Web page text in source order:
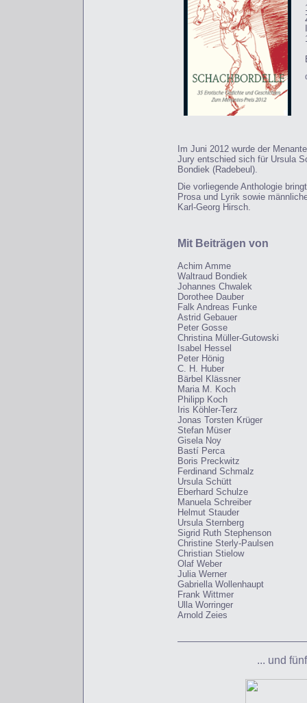
Im Juni 2012 wurde der
Jury entschied sich für Ursula
Bondiek (Radebeul).
Die vorliegende Anthologie
Prosa und Lyrik sowie
Karl-Georg Hirsch.
Mit Beiträgen von
Achim Amme
Waltraud Bondiek
Johannes Chwalek
Dorothee Dauber
Falk Andreas Funke
Astrid Gebauer
Peter Gosse
Christina Müller-Gutowski
Isabel Hessel
Peter Hönig
C. H. Huber
Bärbel Klässner
Maria M. Koch
Philipp Koch
Iris Köhler-Terz
Jonas Torsten Krüger
Stefan Müser
Gisela Noy
Bastí Perca
Boris Preckwitz
Ferdinand Schmalz
Ursula Schütt
Eberhard Schulze
Manuela Schreiber
Helmut Stauder
Ursula Sternberg
Sigrid Ruth Stephenson
Christine Sterly-Paulsen
Christian Stielow
Olaf Weber
Julia Werner
Gabriella Wollenhaupt
Frank Wittmer
Ulla Worringer
Arnold Zeies
... und